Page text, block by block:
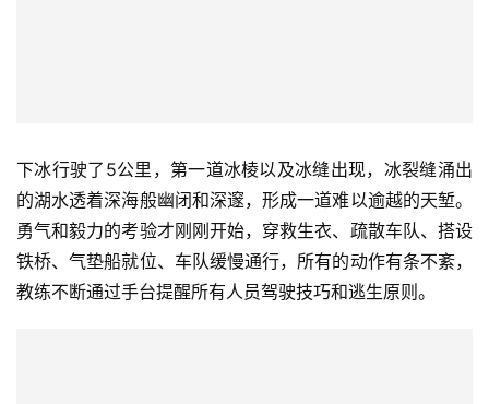
下冰行驶了5公里，第一道冰棱以及冰缝出现，冰裂缝涌出
的湖水透着深海般幽闭和深邃，形成一道难以逾越的天堑。
勇气和毅力的考验才刚刚开始，穿救生衣、疏散车队、搭设
铁桥、气垫船就位、车队缓慢通行，所有的动作有条不紊，
教练不断通过手台提醒所有人员驾驶技巧和逃生原则。